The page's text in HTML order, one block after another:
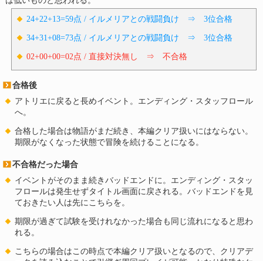
24+22+13=59点 / イルメリアとの戦闘負け ⇒ 3位合格
34+31+08=73点 / イルメリアとの戦闘負け ⇒ 3位合格
02+00+00=02点 / 直接対決無し ⇒ 不合格
合格後
アトリエに戻ると長めイベント。エンディング・スタッフロール
へ。
合格した場合は物語がまだ続き、本編クリア扱いにはならない。
期限がなくなった状態で冒険を続けることになる。
不合格だった場合
イベントがそのまま続きバッドエンドに。エンディング・スタッ
フロールは発生せずタイトル画面に戻される。バッドエンドを見
ておきたい人は先にこちらを。
期限が過ぎて試験を受けれなかった場合も同じ流れになると思わ
れる。
こちらの場合はこの時点で本編クリア扱いとなるので、クリアデ